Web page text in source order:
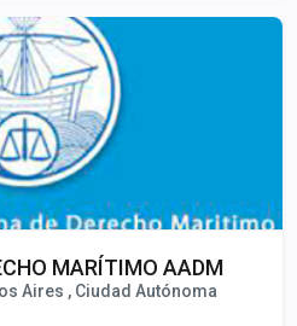
MARÍTIMO AADM
Aires , Ciudad Autónoma